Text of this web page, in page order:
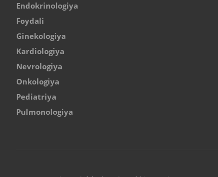
Endokrinologiya
Foydali
Ginekologiya
Kardiologiya
Nevrologiya
Onkologiya
Pediatriya
Pulmonologiya